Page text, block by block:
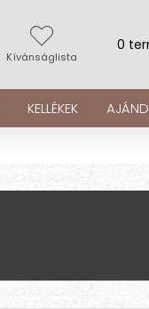
Kívánságlista
0
KELLÉKEK